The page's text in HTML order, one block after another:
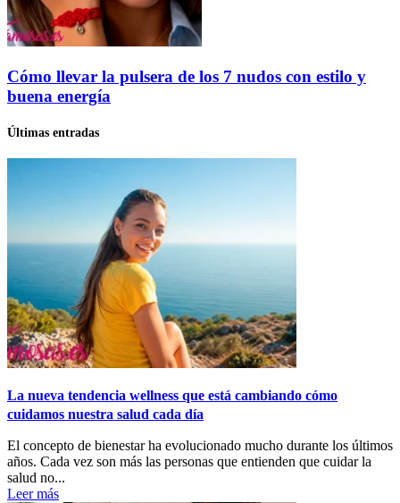
Cómo llevar la pulsera de los 7 nudos con estilo y
buena energía
Últimas entradas
La nueva tendencia wellness que está cambiando cómo
cuidamos nuestra salud cada día
El concepto de bienestar ha evolucionado mucho durante los últimos
años. Cada vez son más las personas que entienden que cuidar la
salud no...
Leer más